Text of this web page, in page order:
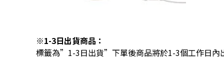
※1-3日出貨商品：
標籤為”1-3日出貨”下單後商品將於1-3個工作日內